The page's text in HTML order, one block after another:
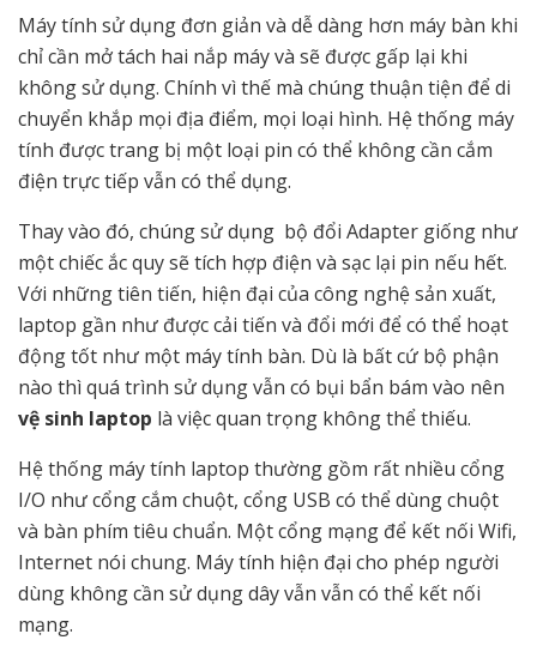
Máy tính sử dụng đơn giản và dễ dàng hơn máy bàn khi
chỉ cần mở tách hai nắp máy và sẽ được gấp lại khi
không sử dụng. Chính vì thế mà chúng thuận tiện để di
chuyển khắp mọi địa điểm, mọi loại hình. Hệ thống máy
tính được trang bị một loại pin có thể không cần cắm
điện trực tiếp vẫn có thể dụng.
Thay vào đó, chúng sử dụng bộ đổi Adapter giống như
một chiếc ắc quy sẽ tích hợp điện và sạc lại pin nếu hết.
Với những tiên tiến, hiện đại của công nghệ sản xuất,
laptop gần như được cải tiến và đổi mới để có thể hoạt
động tốt như một máy tính bàn. Dù là bất cứ bộ phận
nào thì quá trình sử dụng vẫn có bụi bẩn bám vào nên
vệ sinh laptop là việc quan trọng không thể thiếu.
Hệ thống máy tính laptop thường gồm rất nhiều cổng
I/O như cổng cắm chuột, cổng USB có thể dùng chuột
và bàn phím tiêu chuẩn. Một cổng mạng để kết nối Wifi,
Internet nói chung. Máy tính hiện đại cho phép người
dùng không cần sử dụng dây vẫn vẫn có thể kết nối
mạng.